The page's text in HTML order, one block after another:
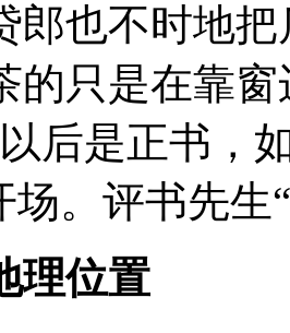
郎也不时地
的只是在靠
后是正书，
场。评书先生
理位置